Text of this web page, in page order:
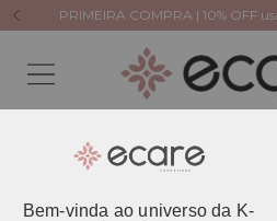
PRIMEIRA COMPRA | 10% OFF
Bem-vinda ao universo da K-